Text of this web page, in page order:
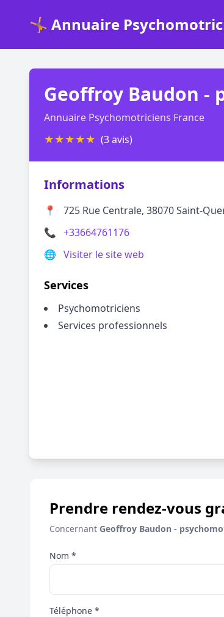
🤸 Annuaire
Geoffroy Baudon -
Annuaire Psychomotriciens France
★★★★★ (3 avis)
Informations
📍
725 Rue Centrale, 38070 Saint-
📞 +33664761176
🌐 Visiter le site web
Services
Psychomotriciens
Services professionnels
Prendre rendez-vous
Concernant Geoffroy Baudon -
Nom *
Téléphone *